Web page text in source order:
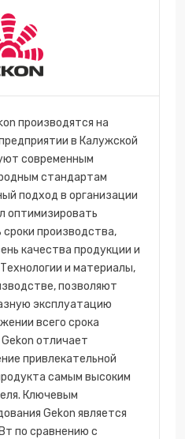
производятся на
в Калужской
современным
стандартам
подход в организации
оптимизировать
производства,
качества продукции и
и материалы,
позволяют
эксплуатацию
всего срока
отличает
привлекательной
самым высоким
Ключевым
Gekon является
по сравнению с